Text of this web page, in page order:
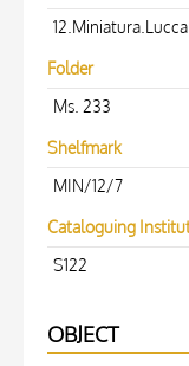
Folder
Ms. 233
Shelfmark
MIN/12/7
Cataloguing
S122
OBJECT